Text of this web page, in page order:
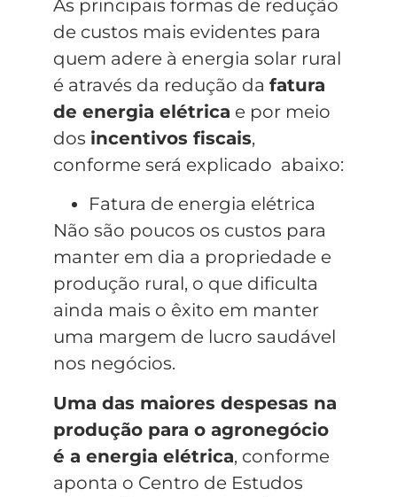
As principais formas de redução
de custos mais evidentes para
quem adere à energia solar rural
é através da redução da fatura
de energia elétrica e por meio
dos incentivos fiscais,
conforme será explicado abaixo:
Fatura de energia elétrica
Não são poucos os custos para
manter em dia a propriedade e
produção rural, o que dificulta
ainda mais o êxito em manter
uma margem de lucro saudável
nos negócios.
Uma das maiores despesas na
produção para o agronegócio
é a energia elétrica, conforme
aponta o Centro de Estudos